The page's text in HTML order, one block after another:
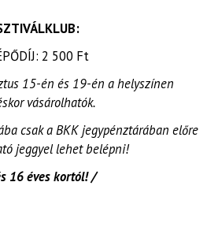
2 500 Ft
15-én és 19-én a helyszínen
vásárolhatók.
csak a BKK jegypénztárában előre
jeggyel lehet belépni!
16 éves kortól! /